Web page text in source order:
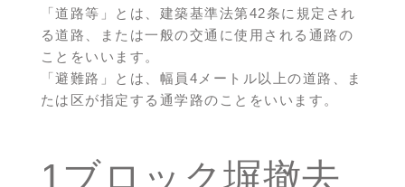
「道路等」とは、建築基準法第42条に規定され
る道路、または一般の交通に使用される通路の
ことをいいます。
「避難路」とは、幅員4メートル以上の道路、ま
たは区が指定する通学路のことをいいます。
1ブロック塀撤去